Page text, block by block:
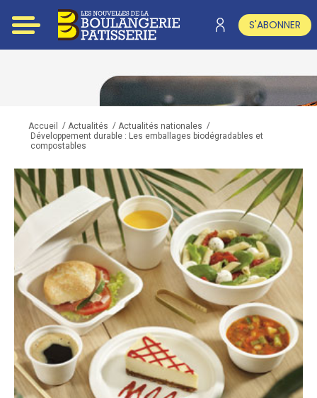
S'ABONNER
Accueil / Actualités / Actualités nationales /
Développement durable : Les emballages biodégradables et
compostables